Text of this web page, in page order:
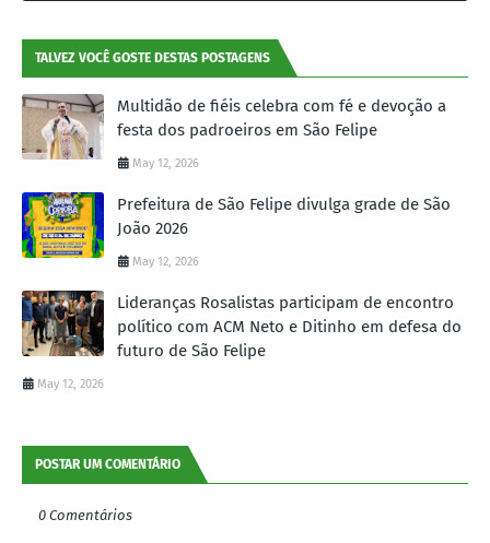
TALVEZ VOCÊ GOSTE DESTAS POSTAGENS
Multidão de fiéis celebra com fé e devoção a
festa dos padroeiros em São Felipe
May 12, 2026
Prefeitura de São Felipe divulga grade de São
João 2026
May 12, 2026
Lideranças Rosalistas participam de encontro
político com ACM Neto e Ditinho em defesa do
futuro de São Felipe
May 12, 2026
POSTAR UM COMENTÁRIO
0 Comentários